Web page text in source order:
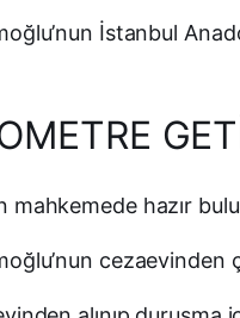
İstanbul
mahkemede hazır
cezaevinden